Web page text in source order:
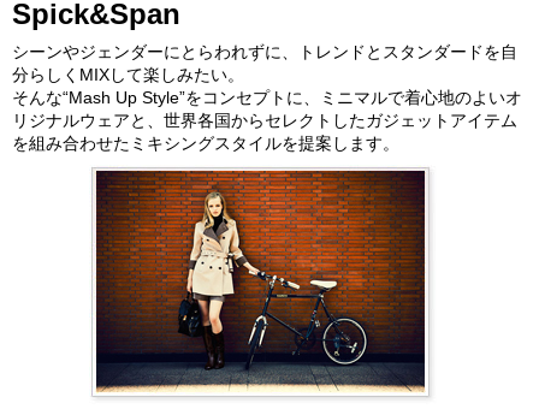
Spick&Span
シーンやジェンダーにとらわれずに、トレンドとスタンダードを自
分らしくMIXして楽しみたい。
そんな“Mash Up Style”をコンセプトに、ミニマルで着心地のよいオ
リジナルウェアと、世界各国からセレクトしたガジェットアイテム
を組み合わせたミキシングスタイルを提案します。